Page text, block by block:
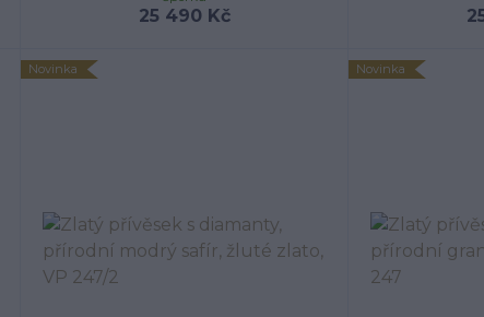
25 490 Kč
Novinka Novinka